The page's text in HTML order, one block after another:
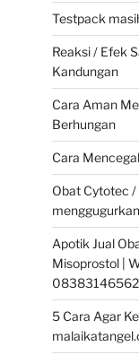
Testpack
Reaksi / Efek
Kandungan
Cara Aman
Berhungan
Cara
Obat Cytotec /
Apotik Jual
Misoprostol |
5 Cara Agar